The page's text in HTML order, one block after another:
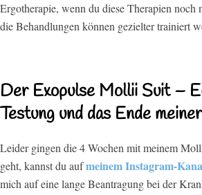
Ergotherapie, wenn du diese Therapien
die Behandlungen können gezielter trainiert
Der Exopulse Mollii Suit –
Testung und das Ende
Leider gingen die 4 Wochen mit meinem
geht, kannst du aufmeinem Instagram-
mich auf eine lange Beantragung bei der